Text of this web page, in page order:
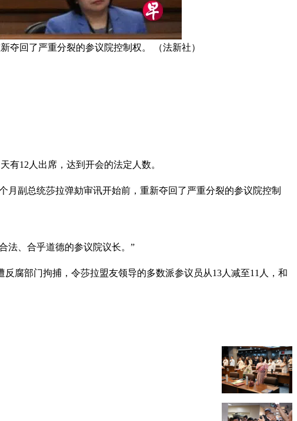
夺回了严重分裂的参议院控制权。 （法新社）
有12人出席，达到开会的法定人数。
月副总统莎拉弹劾审讯开始前，重新夺回了严重分裂的参议院控制
法、合乎道德的参议院议长。”
腐部门拘捕，令莎拉盟友领导的多数派参议员从13人减至11人，和